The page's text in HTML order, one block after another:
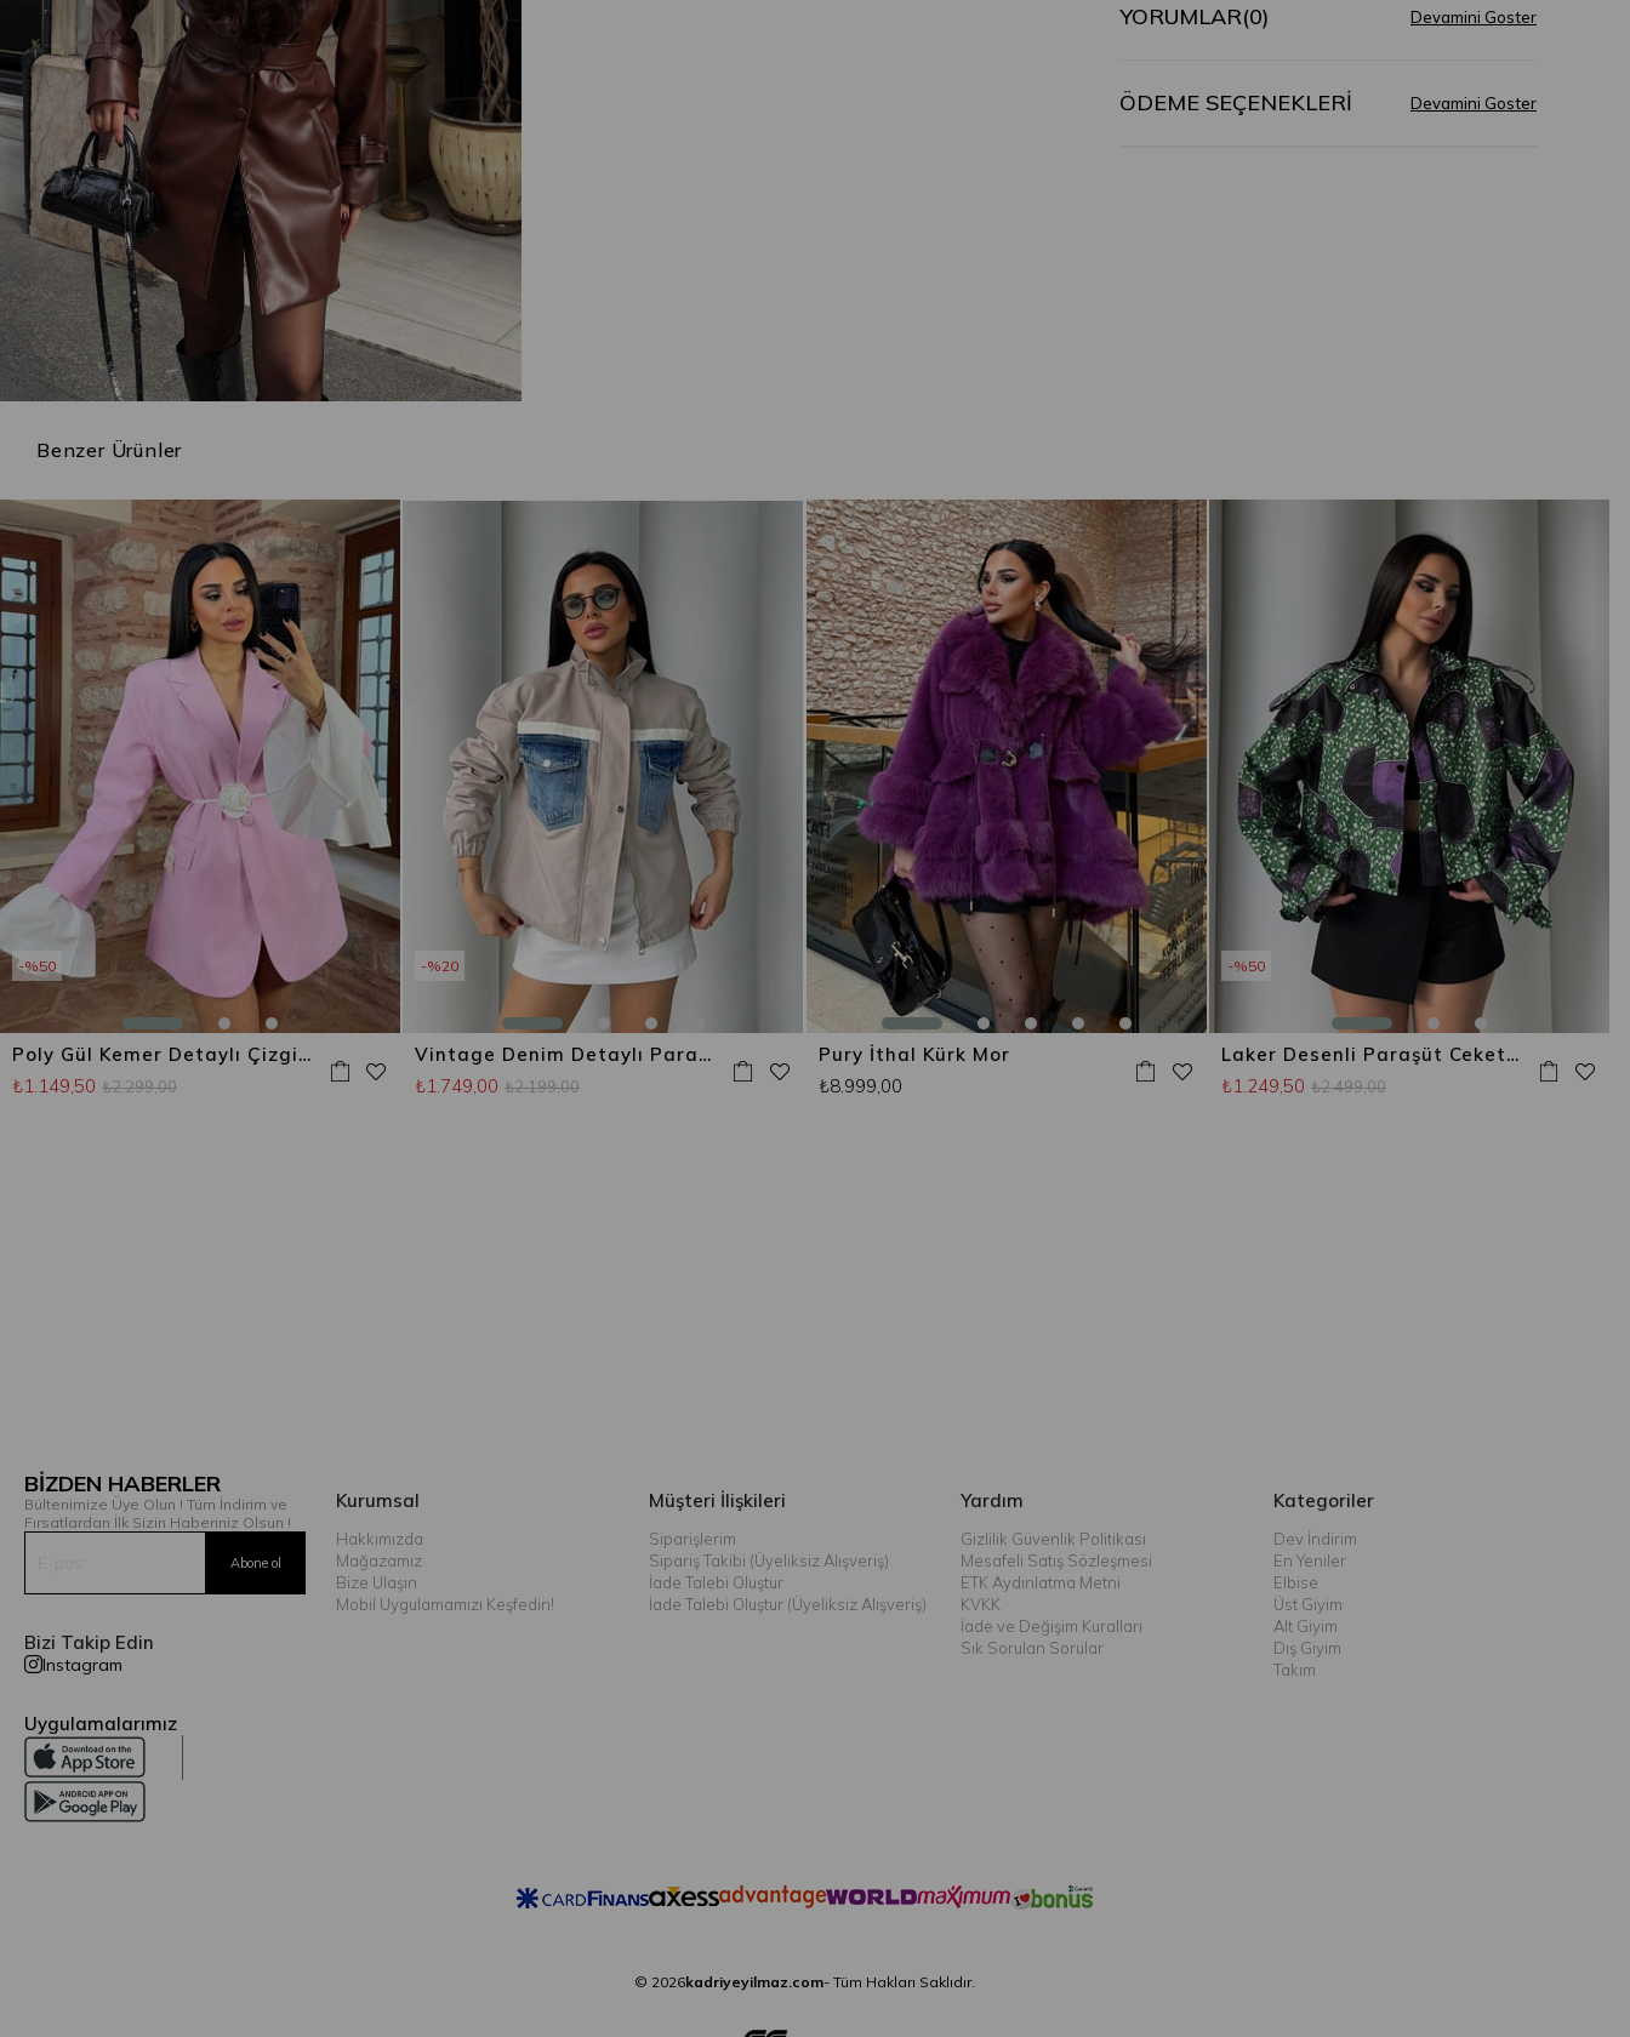
YORUMLAR(0)
ÖDEME SEÇENEKLERI
Benzer Ürünler
Poly Gül Kemer Detaylı Çizgili Blazer Ceket Şeker Pembe
₺1.149,50 ₺2.299,00
%50
Vintage Denim Detaylı Paraşüt Ceket Bej
₺1.749,00 ₺2.199,00
%20
Pury İthal Kürk Mor
₺8.999,00
Laker Desenli Paraşüt Ceket Yeşil
₺1.249,50 ₺2.499,00
%50
BİZDEN HABERLER
Bültenimize Üye Olun ! Tüm İndirim ve
Fırsatlardan İlk Sizin Haberiniz Olsun !
Bizi Takip Edin
Instagram
Uygulamalarımız
Kurumsal
Hakkımızda
Mağazamız
Bize Ulaşın
Mobil Uygulamamızı Keşfedin!
Müşteri İlişkileri
Siparişlerim
Sipariş Takibi (Üyeliksiz Alışveriş)
İade Talebi Oluştur
İade Talebi Oluştur (Üyeliksiz Alışveriş)
Yardım
Gizlilik Güvenlik Politikası
Mesafeli Satış Sözleşmesi
ETK Aydınlatma Metni
KVKK
İade ve Değişim Kuralları
Sık Sorulan Sorular
Kategoriler
Dev İndirim
En Yeniler
Elbise
Üst Giyim
Alt Giyim
Dış Giyim
Takım
© 2026kadriyeyilmaz.com- Tüm Hakları Saklıdır.